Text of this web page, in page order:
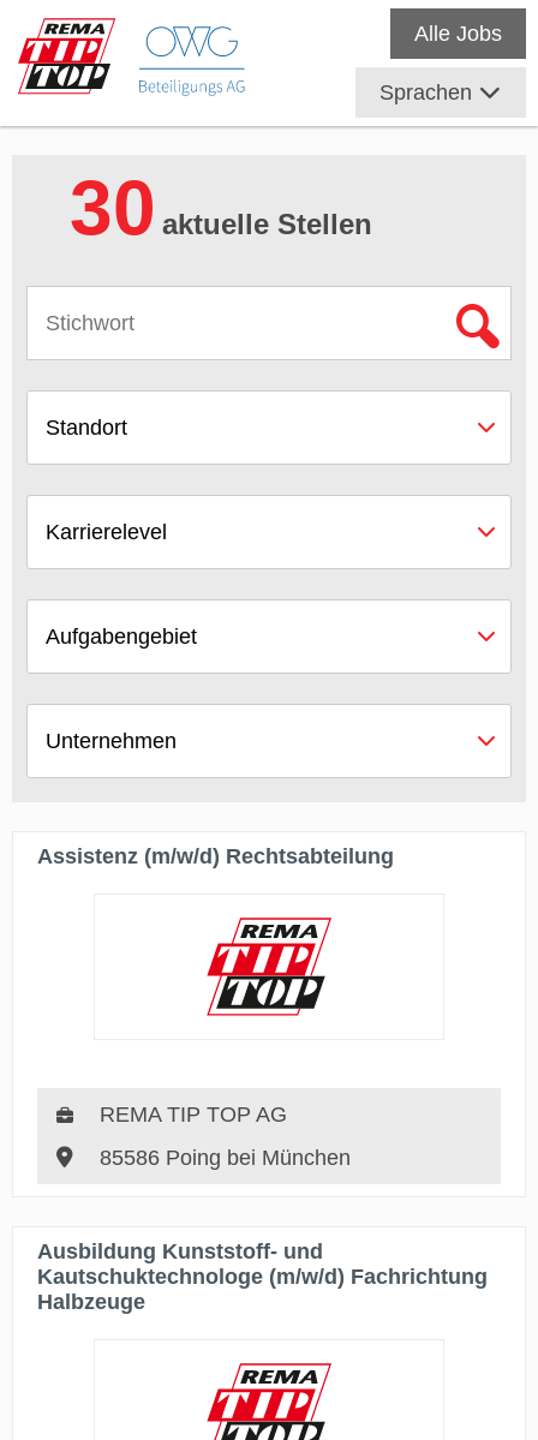
Alle Jobs
Sprachen
30 aktuelle Stellen
Standort
Karrierelevel
Aufgabengebiet
Unternehmen
Assistenz (m/w/d) Rechtsabteilung
REMA TIP TOP AG
85586 Poing bei München
Ausbildung Kunststoff- und
Kautschuktechnologe (m/w/d) Fachrichtung
Halbzeuge